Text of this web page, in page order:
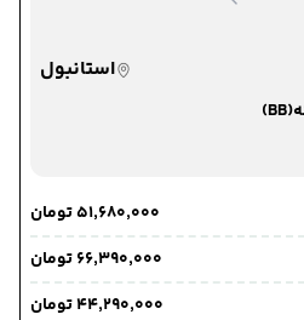
استانبول
(BB)
۵۱٬۶۸۰٬۰۰۰ تومان
۶۶٬۳۹۰٬۰۰۰ تومان
۴۴٬۲۹۰٬۰۰۰ تومان